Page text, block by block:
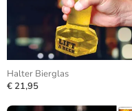
Halter Bierglas
€ 21,95